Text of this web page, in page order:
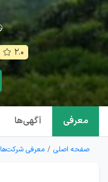
۲.۰
معرفی آگهی‌ها
صفحه اصلی معرفی شرکت‌ها